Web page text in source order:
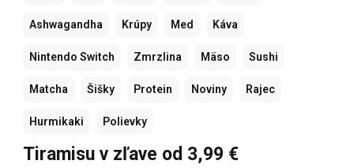
Ashwagandha Krúpy Med Káva
Nintendo Switch Zmrzlina Mäso Sushi
Matcha Šišky Protein Noviny Rajec
Hurmikaki Polievky
Tiramisu v zľave od 3,99 €